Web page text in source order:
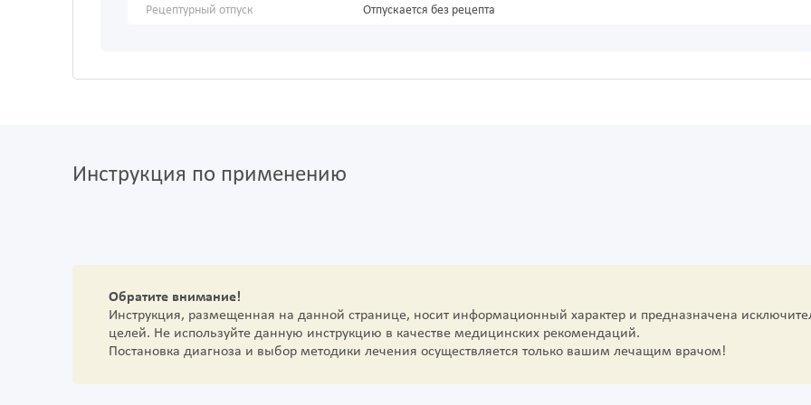
Рецептурный отпуск
Отпускается без рецепта
Инструкция по применению
Обратите внимание!
Инструкция, размещенная на данной странице, носит информационный характер и предназначена
целей. Не используйте данную инструкцию в качестве медицинских рекомендаций.
Постановка диагноза и выбор методики лечения осуществляется только вашим лечащим врачом!